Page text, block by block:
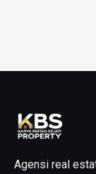
Agensi real